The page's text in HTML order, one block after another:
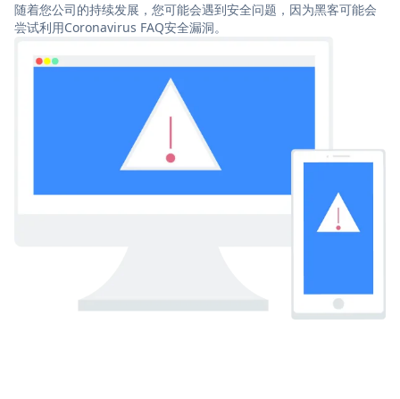
随着您公司的持续发展，您可能会遇到安全问题，因为黑客可能会
尝试利用Coronavirus FAQ安全漏洞。